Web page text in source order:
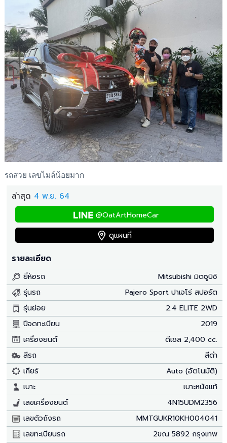
รถสวย เลขไมล์น้อยมาก
ล่าสุด 4 พ.ย. 64
@OatArtHomeCar
ดูแผนที่
รายละเอียด
ยี่ห้อรถ
Mitsubishi มิตซูบิชิ
รุ่นรถ
Pajero Sport ปาเจโร่ สปอร์ต
รุ่นย่อย
2.4 ELITE 2WD
ปีจดทะเบียน
2019
เครื่องยนต์
ดีเซล 2,400 cc.
สีรถ
สีดำ
เกียร์
Auto (อัตโนมัติ)
เบาะ
เบาะหนังแท้
เลขเครื่องยนต์
4N15UDM2356
เลขตัวถังรถ
MMTGUKR10KH004041
เลขทะเบียนรถ
2ขณ 5892 กรุงเทพ